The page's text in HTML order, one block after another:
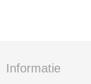
Informatie